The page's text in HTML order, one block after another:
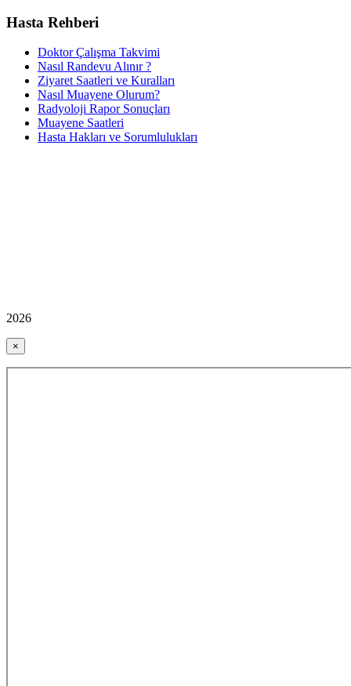
Hasta Rehberi
Doktor Çalışma Takvimi
Nasıl Randevu Alınır ?
Ziyaret Saatleri ve Kuralları
Nasıl Muayene Olurum?
Radyoloji Rapor Sonuçları
Muayene Saatleri
Hasta Hakları ve Sorumlulukları
2026
×